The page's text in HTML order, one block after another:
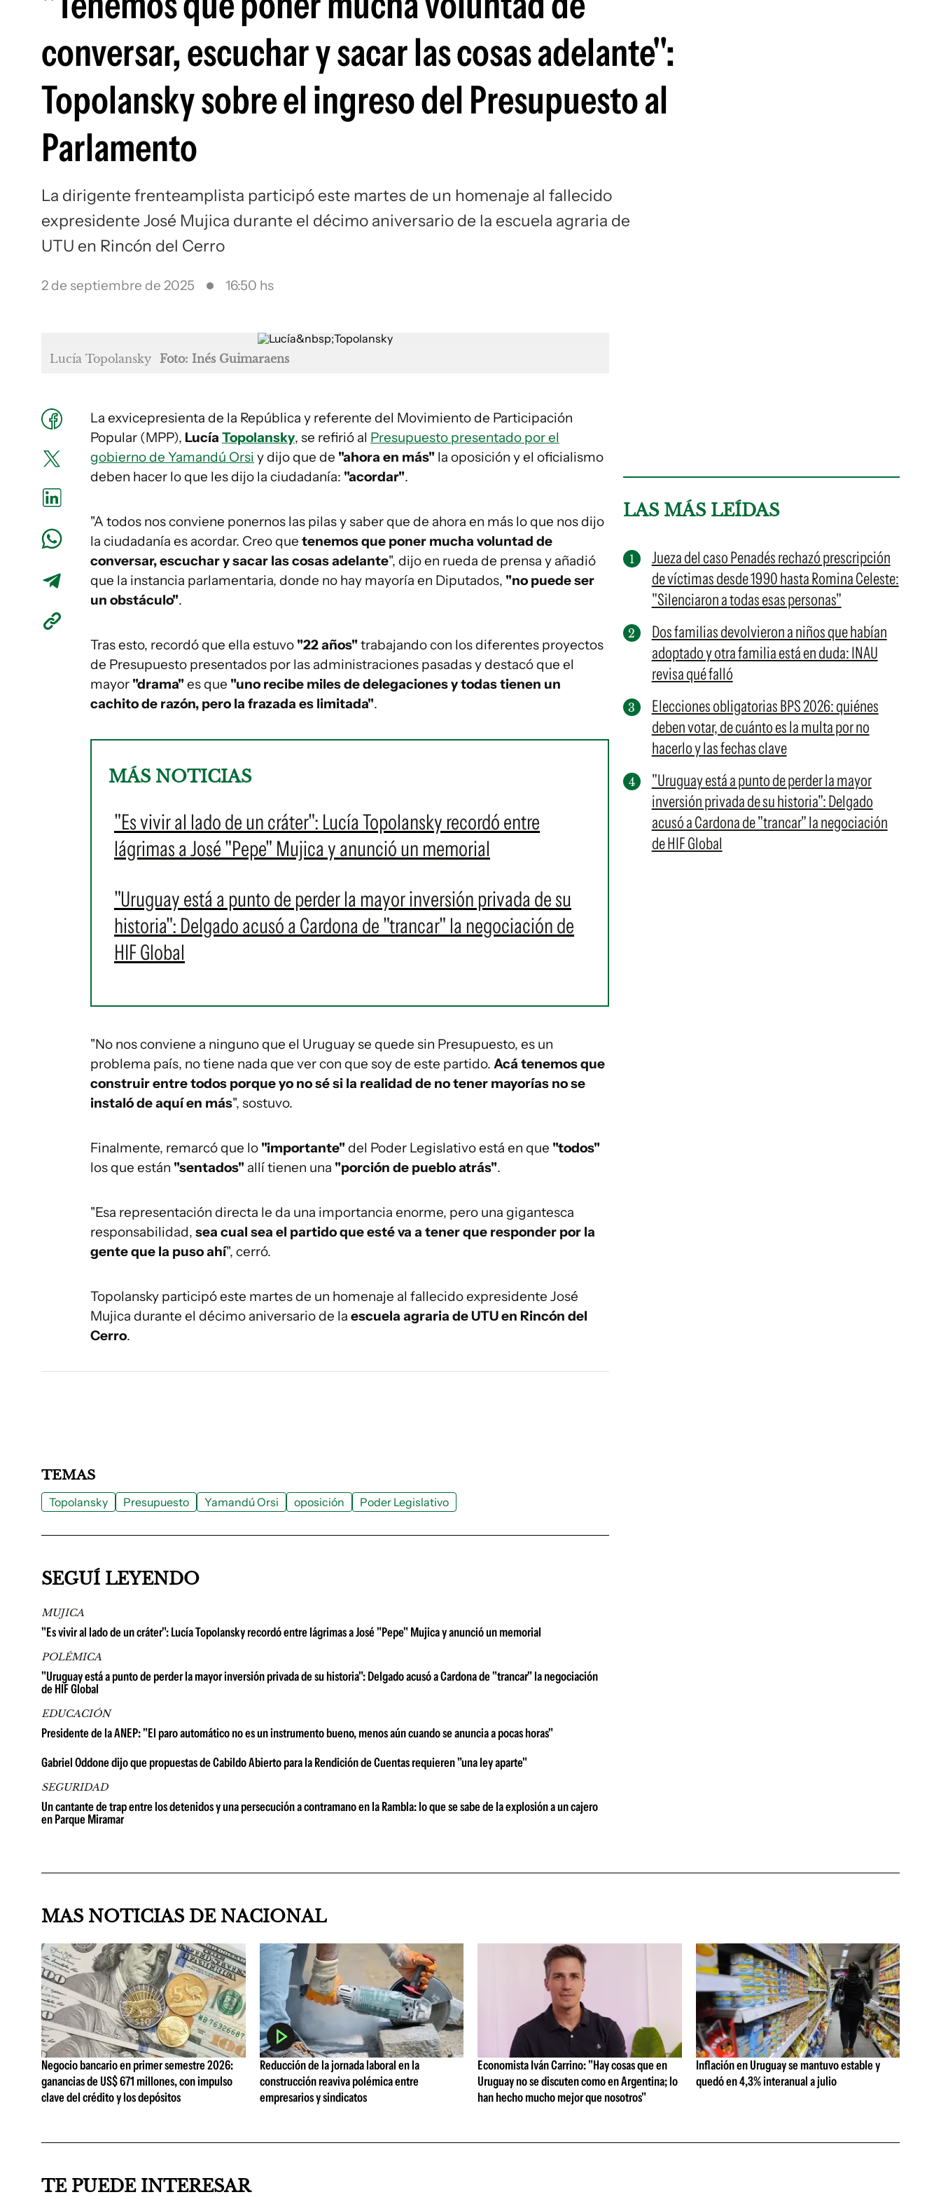
conversar, escuchar y sacar las cosas adelante":
Topolansky sobre el ingreso del Presupuesto al
Parlamento
La dirigente frenteamplista participó este martes de un homenaje al fallecido
expresidente José Mujica durante el décimo aniversario de la escuela agraria de
UTU en Rincón del Cerro
2 de septiembre de 2025 16:50 hs
Lucía Topolansky Foto: Inés Guimaraens
La exvicepresienta de la República y referente del Movimiento de Participación
Popular (MPP), Lucía Topolansky, se refirió al Presupuesto presentado por el
gobierno de Yamandú Orsi y dijo que de "ahora en más" la oposición y el oficialismo
deben hacer lo que les dijo la ciudadanía: "acordar".
"A todos nos conviene ponernos las pilas y saber que de ahora en más lo que nos dijo
la ciudadanía es acordar. Creo que tenemos que poner mucha voluntad de
conversar, escuchar y sacar las cosas adelante", dijo en rueda de prensa y añadió
que la instancia parlamentaria, donde no hay mayoría en Diputados, "no puede ser
un obstáculo".
Tras esto, recordó que ella estuvo "22 años"trabajando con los diferentes proyectos
de Presupuesto presentados por las administraciones pasadas y destacó que el
mayor "drama"es que "uno recibe miles de delegaciones y todas tienen un
cachito de razón, pero la frazada es limitada".
MÁS NOTICIAS
"Es vivir al lado de un cráter": Lucía Topolansky recordó entre
lágrimas a José "Pepe" Mujica y anunció un memorial
"Uruguay está a punto de perder la mayor inversión privada de su
historia": Delgado acusó a Cardona de "trancar" la negociación de
HIF Global
"No nos conviene a ninguno que el Uruguay se quede sin Presupuesto, es un
problema país, no tiene nada que ver con que soy de este partido. Acá tenemos que
construir entre todos porque yo no sé si la realidad de no tener mayorías no se
instaló de aquí en más", sostuvo.
Finalmente, remarcó que lo "importante"del Poder Legislativo está en que "todos"
los que están "sentados" allí tienen una "porción de pueblo atrás".
"Esa representación directa le da una importancia enorme, pero una gigantesca
responsabilidad, sea cual sea el partido que esté va a tener que responder por la
gente que la puso ahí", cerró.
Topolansky participó este martes de un homenaje al fallecido expresidente José
Mujica durante el décimo aniversario de la escuela agraria de UTU en Rincón del
Cerro.
LAS MÁS LEÍDAS
Jueza del caso Penadés rechazó prescripción
de víctimas desde 1990 hasta Romina Celeste:
"Silenciaron a todas esas personas"
Dos familias devolvieron a niños que habían
adoptado y otra familia está en duda: INAU
revisa qué falló
Elecciones obligatorias BPS 2026: quiénes
deben votar, de cuánto es la multa por no
hacerlo y las fechas clave
"Uruguay está a punto de perder la mayor
inversión privada de su historia": Delgado
acusó a Cardona de "trancar" la negociación
de HIF Global
TEMAS
Topolansky Presupuesto Yamandú Orsi oposición Poder Legislativo
SEGUÍ LEYENDO
MUJICA
"Es vivir al lado de un cráter": Lucía Topolansky recordó entre lágrimas a José "Pepe" Mujica y anunció un memorial
POLÉMICA
"Uruguay está a punto de perder la mayor inversión privada de su historia": Delgado acusó a Cardona de "trancar" la negociación
de HIF Global
EDUCACIÓN
Presidente de la ANEP: "El paro automático no es un instrumento bueno, menos aún cuando se anuncia a pocas horas"
Gabriel Oddone dijo que propuestas de Cabildo Abierto para la Rendición de Cuentas requieren "una ley aparte"
SEGURIDAD
Un cantante de trap entre los detenidos y una persecución a contramano en la Rambla: lo que se sabe de la explosión a un cajero
en Parque Miramar
MAS NOTICIAS DE NACIONAL
Negocio bancario en primer semestre 2026:
ganancias de US$ 671 millones, con impulso
clave del crédito y los depósitos
Reducción de la jornada laboral en la
construcción reaviva polémica entre
empresarios y sindicatos
Economista Iván Carrino: "Hay cosas que en
Uruguay no se discuten como en Argentina; lo
han hecho mucho mejor que nosotros"
Inflación en Uruguay se mantuvo estable y
quedó en 4,3% interanual a julio
TE PUEDE INTERESAR